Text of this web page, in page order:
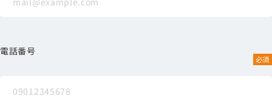
電話番号